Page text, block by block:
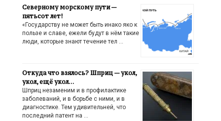
Северному морскому пути —
пятьсот лет!
«Государству не может быть инако яко к
пользе и славе, ежели будут в нём такие
люди, которые знают течение тел …
Откуда что взялось? Шприц — укол,
укол, ещё укол…
Шприц незаменим и в профилактике
заболеваний, и в борьбе с ними, и в
диагностике. Тем удивительней, что
последний патент на …